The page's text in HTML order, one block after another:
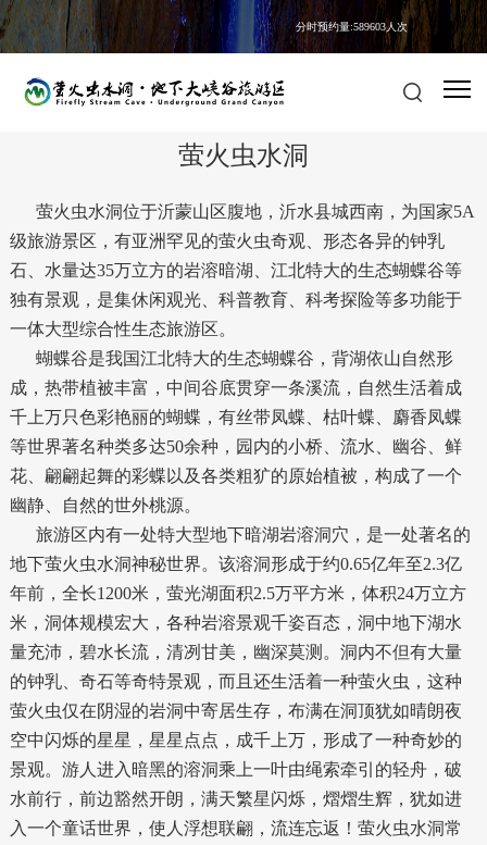
分时预约量:589603人次
萤火虫水洞 地下大峡谷
萤火虫水洞
萤火虫水洞位于沂蒙山区腹地，沂水县城西南，为国家5A
级旅游景区，有亚洲罕见的萤火虫奇观、形态各异的钟乳
石、水量达35万立方的岩溶暗湖、江北特大的生态蝴蝶谷等
独有景观，是集休闲观光、科普教育、科考探险等多功能于
一体大型综合性生态旅游区。
蝴蝶谷是我国江北特大的生态蝴蝶谷，背湖依山自然形
成，热带植被丰富，中间谷底贯穿一条溪流，自然生活着成
千上万只色彩艳丽的蝴蝶，有丝带凤蝶、枯叶蝶、麝香凤蝶
等世界著名种类多达50余种，园内的小桥、流水、幽谷、鲜
花、翩翩起舞的彩蝶以及各类粗犷的原始植被，构成了一个
幽静、自然的世外桃源。
旅游区内有一处特大型地下暗湖岩溶洞穴，是一处著名的
地下萤火虫水洞神秘世界。该溶洞形成于约0.65亿年至2.3亿
年前，全长1200米，萤光湖面积2.5万平方米，体积24万立方
米，洞体规模宏大，各种岩溶景观千姿百态，洞中地下湖水
量充沛，碧水长流，清冽甘美，幽深莫测。洞内不但有大量
的钟乳、奇石等奇特景观，而且还生活着一种萤火虫，这种
萤火虫仅在阴湿的岩洞中寄居生存，布满在洞顶犹如晴朗夜
空中闪烁的星星，星星点点，成千上万，形成了一种奇妙的
景观。游人进入暗黑的溶洞乘上一叶由绳索牵引的轻舟，破
水前行，前边豁然开朗，满天繁星闪烁，熠熠生辉，犹如进
入一个童话世界，使人浮想联翩，流连忘返！萤火虫水洞常